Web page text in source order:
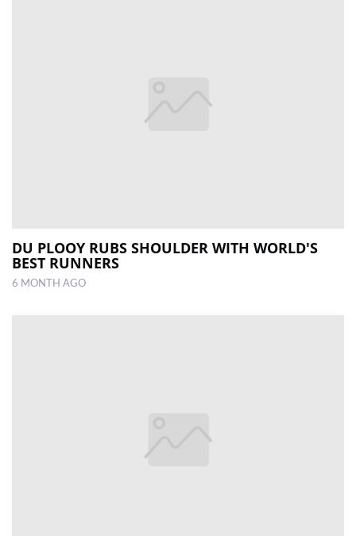
DU PLOOY RUBS SHOULDER WITH WORLD'S
BEST RUNNERS
6 MONTH AGO